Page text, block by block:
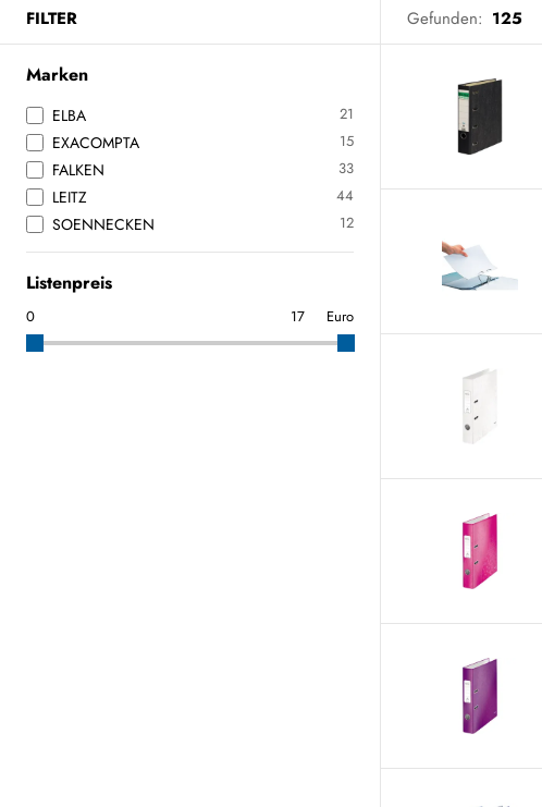
FILTER Gefunden: 125
Marken
ELBA 21
EXACOMPTA 15
FALKEN 33
LEITZ 44
SOENNECKEN 12
Listenpreis
Euro